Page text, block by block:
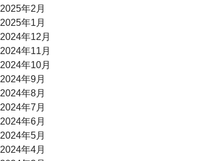
2025年2月
2025年1月
2024年12月
2024年11月
2024年10月
2024年9月
2024年8月
2024年7月
2024年6月
2024年5月
2024年4月